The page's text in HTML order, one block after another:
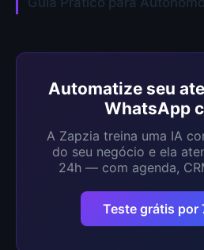
Automatize seu
WhatsApp
A Zapzia treina uma IA
do seu negócio e ela
24h — com agenda,
Teste grátis por